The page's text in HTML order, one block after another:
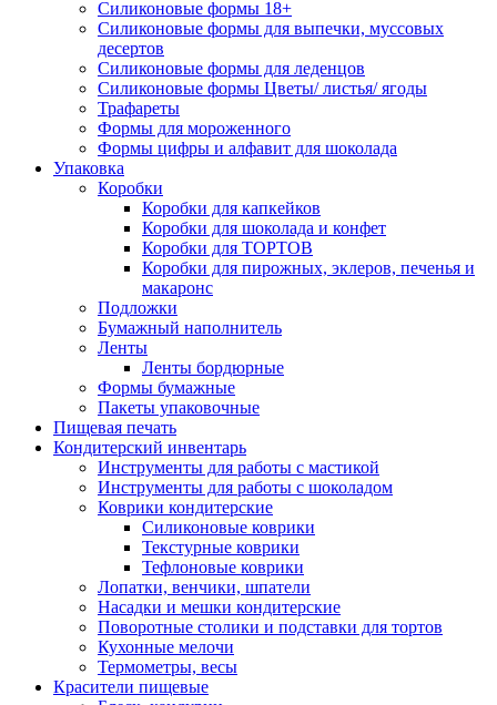
Силиконовые формы 18+
Силиконовые формы для выпечки, муссовых
десертов
Силиконовые формы для леденцов
Силиконовые формы Цветы/ листья/ ягоды
Трафареты
Формы для мороженного
Формы цифры и алфавит для шоколада
Упаковка
Коробки
Коробки для капкейков
Коробки для шоколада и конфет
Коробки для ТОРТОВ
Коробки для пирожных, эклеров, печенья и
макаронс
Подложки
Бумажный наполнитель
Ленты
Ленты бордюрные
Формы бумажные
Пакеты упаковочные
Пищевая печать
Кондитерский инвентарь
Инструменты для работы с мастикой
Инструменты для работы с шоколадом
Коврики кондитерские
Силиконовые коврики
Текстурные коврики
Тефлоновые коврики
Лопатки, венчики, шпатели
Насадки и мешки кондитерские
Поворотные столики и подставки для тортов
Кухонные мелочи
Термометры, весы
Красители пищевые